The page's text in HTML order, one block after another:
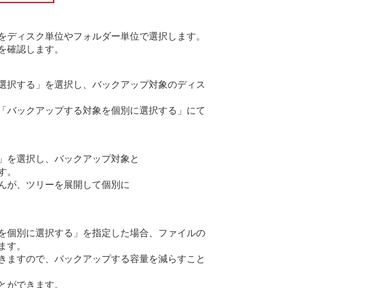
ディスク単位やフォルダー単位で選択します。
確認します。
択する」を選択し、バックアップ対象のディス
バックアップする対象を個別に選択する」にて
を選択し、バックアップ対象と
。
が、ツリーを展開して個別に
個別に選択する」を指定した場合、ファイルの
す。
ますので、バックアップする容量を減らすこと
ができます。